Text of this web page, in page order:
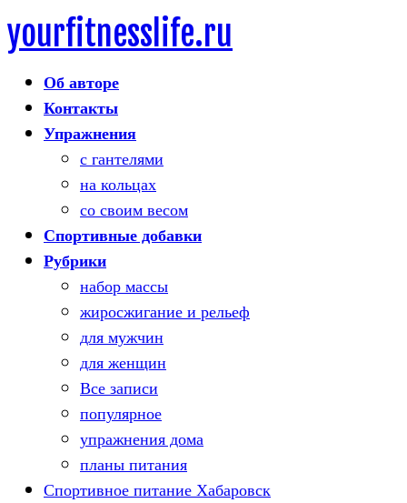
Skip
to
content
yourfitnesslife.ru
Об авторе
Контакты
Упражнения
с гантелями
на кольцах
со своим весом
Спортивные добавки
Рубрики
набор массы
жиросжигание и рельеф
для мужчин
для женщин
Все записи
популярное
упражнения дома
планы питания
Спортивное питание Хабаровск